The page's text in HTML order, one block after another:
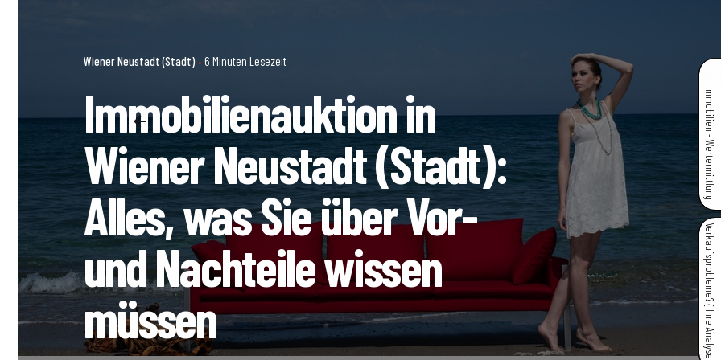
Wiener Neustadt (Stadt) 6 Minuten Lesezeit
Immobilienauktion in
Wiener Neustadt (Stadt):
Alles, was Sie über Vor-
und Nachteile wissen
müssen
Immobilien - Wertermittlung
Verkaufsprobleme? { Ihre Analyse }